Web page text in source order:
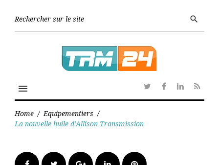
search
menu
TwitterFacebook
Linkedin
RSS
Home / Equipementiers /
La nouvelle huile d’Allison Transmission